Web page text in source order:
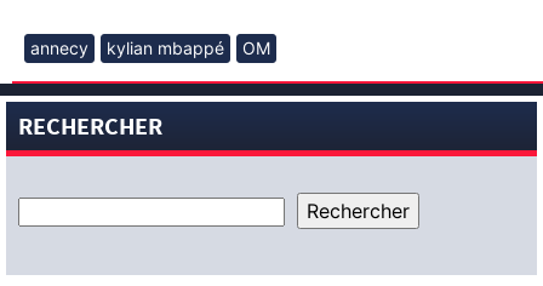
annecy kylian mbappé OM
RECHERCHER